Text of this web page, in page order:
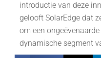
introductie van deze
gelooft SolarEdge dat
om een
dynamische segment